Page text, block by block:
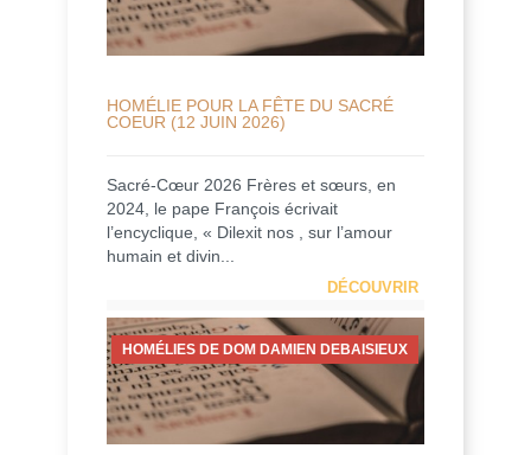
HOMÉLIE POUR LA FÊTE DU SACRÉ
COEUR (12 JUIN 2026)
Sacré-Cœur 2026 Frères et sœurs, en
2024, le pape François écrivait
l’encyclique, « Dilexit nos , sur l’amour
humain et divin...
DÉCOUVRIR
HOMÉLIES DE DOM DAMIEN DEBAISIEUX